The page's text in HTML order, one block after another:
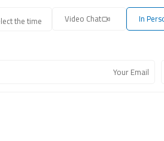
In
Video Chat